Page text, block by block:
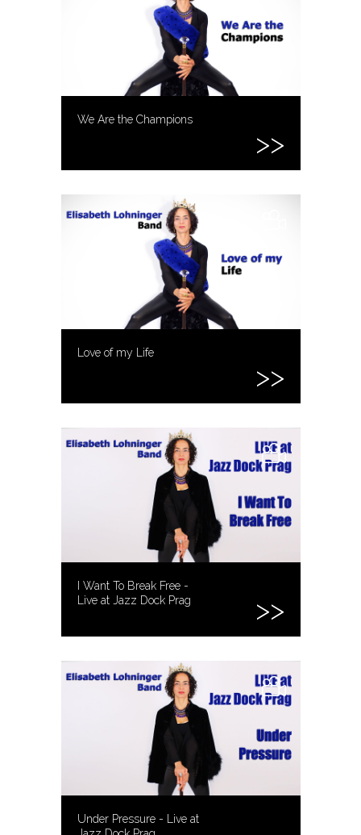
We Are the Champions
Love of my Life
I Want To Break Free -
Live at Jazz Dock Prag
Under Pressure - Live at